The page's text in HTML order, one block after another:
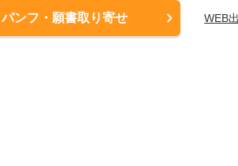
パンフ・願書取り寄せ WEB